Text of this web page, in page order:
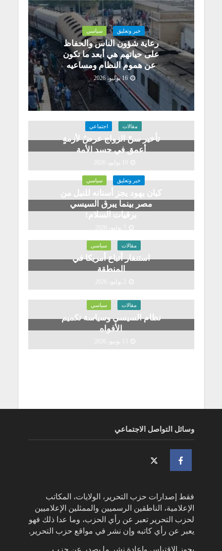
خبر وتعليق سياسي
رعاية شؤون الناس والحفاظ
على حياتهم هي أبعد ما تكون
عن هموم النظام ومساعيه
16 يوليو، 2026
مقالات اجتماعي
تأخير سنّ الزواج عرضٌ لأزمةٍ
أعمق في جسد الأمة
خبر وتعليق سياسي
كيان يهود يجز أسنانه للنيل من
مصر بينما يبرق السيسي
برقيات السلام!
مقالات سياسي
استنفار أتباع أمريكا في
المنطقة
2 يوليو، 2026
مقالات سياسي
نظام السيسي وسياسة تكميم
الأفواه
وسائل التواصل الاجتماعي
فقط إصدارات حزب التحرير، الولايات، المكاتب
الإعلامية، الناطقين الرسميين والممثلين الإعلاميين
لحزب التحرير تعبر عن رأي الحزب، وما عدا ذلك فهو
يعبر عن رأي كاتبه وإن نشر في مواقع حزب التحرير.
يجوز الإقتباس وإعادة نشر ما يصدر عن حزب